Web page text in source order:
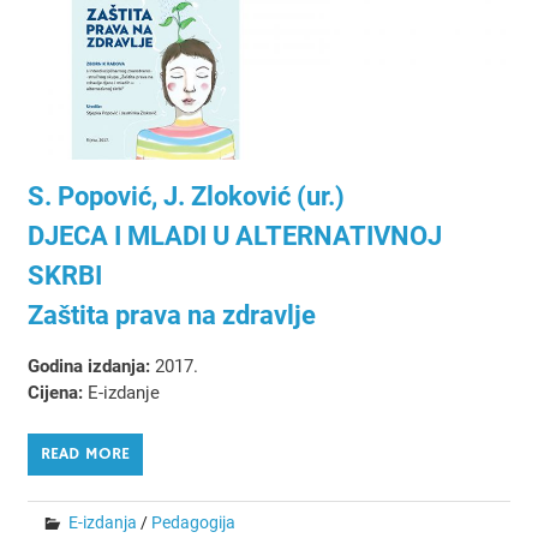
S. Popović, J. Zloković (ur.)
DJECA I MLADI U ALTERNATIVNOJ
SKRBI
Zaštita prava na zdravlje
Godina izdanja:2017.
Cijena:E-izdanje
READ MORE
E-izdanja / Pedagogija